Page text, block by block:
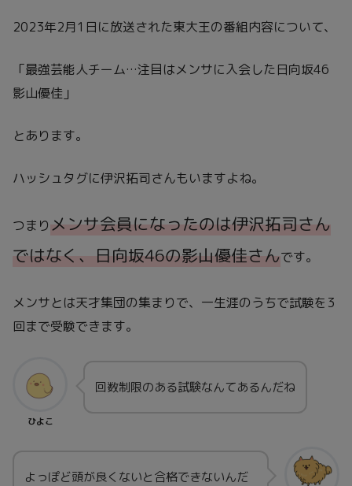
2023年2月1日に放送された東大王の番組内容について、
「最強芸能人チーム…注目はメンサに入会した日向坂46
影山優佳」
とあります。
ハッシュタグに伊沢拓司さんもいますよね。
つまり メンサ会員になったのは伊沢拓司さん
ではなく、日向坂46の影山優佳さんです。
メンサとは天才集団の集まりで、一生涯のうちで試験を3
回まで受験できます。
ひよこ
回数制限のある試験なんてあるんだね
よっぽど頭が良くないと合格できないんだ